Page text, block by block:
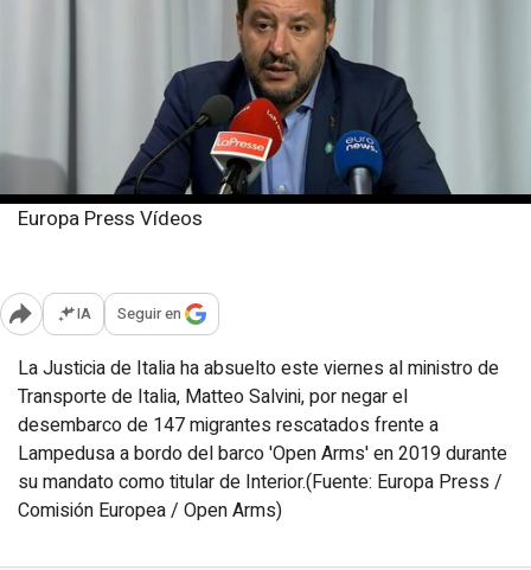
Europa Press Vídeos
Abrir opciones para compartir
IA Seguir en
La Justicia de Italia ha absuelto este viernes al ministro de
Transporte de Italia, Matteo Salvini, por negar el
desembarco de 147 migrantes rescatados frente a
Lampedusa a bordo del barco 'Open Arms' en 2019 durante
su mandato como titular de Interior.(Fuente: Europa Press /
Comisión Europea / Open Arms)